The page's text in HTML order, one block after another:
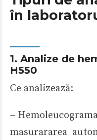
în
1. Analize de
H550
Ce analizează:
–
masurararea